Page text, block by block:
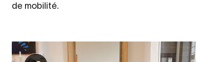
de mobilité.